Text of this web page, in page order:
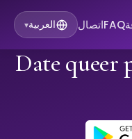
FAQاتصال العربية▾
Date queer